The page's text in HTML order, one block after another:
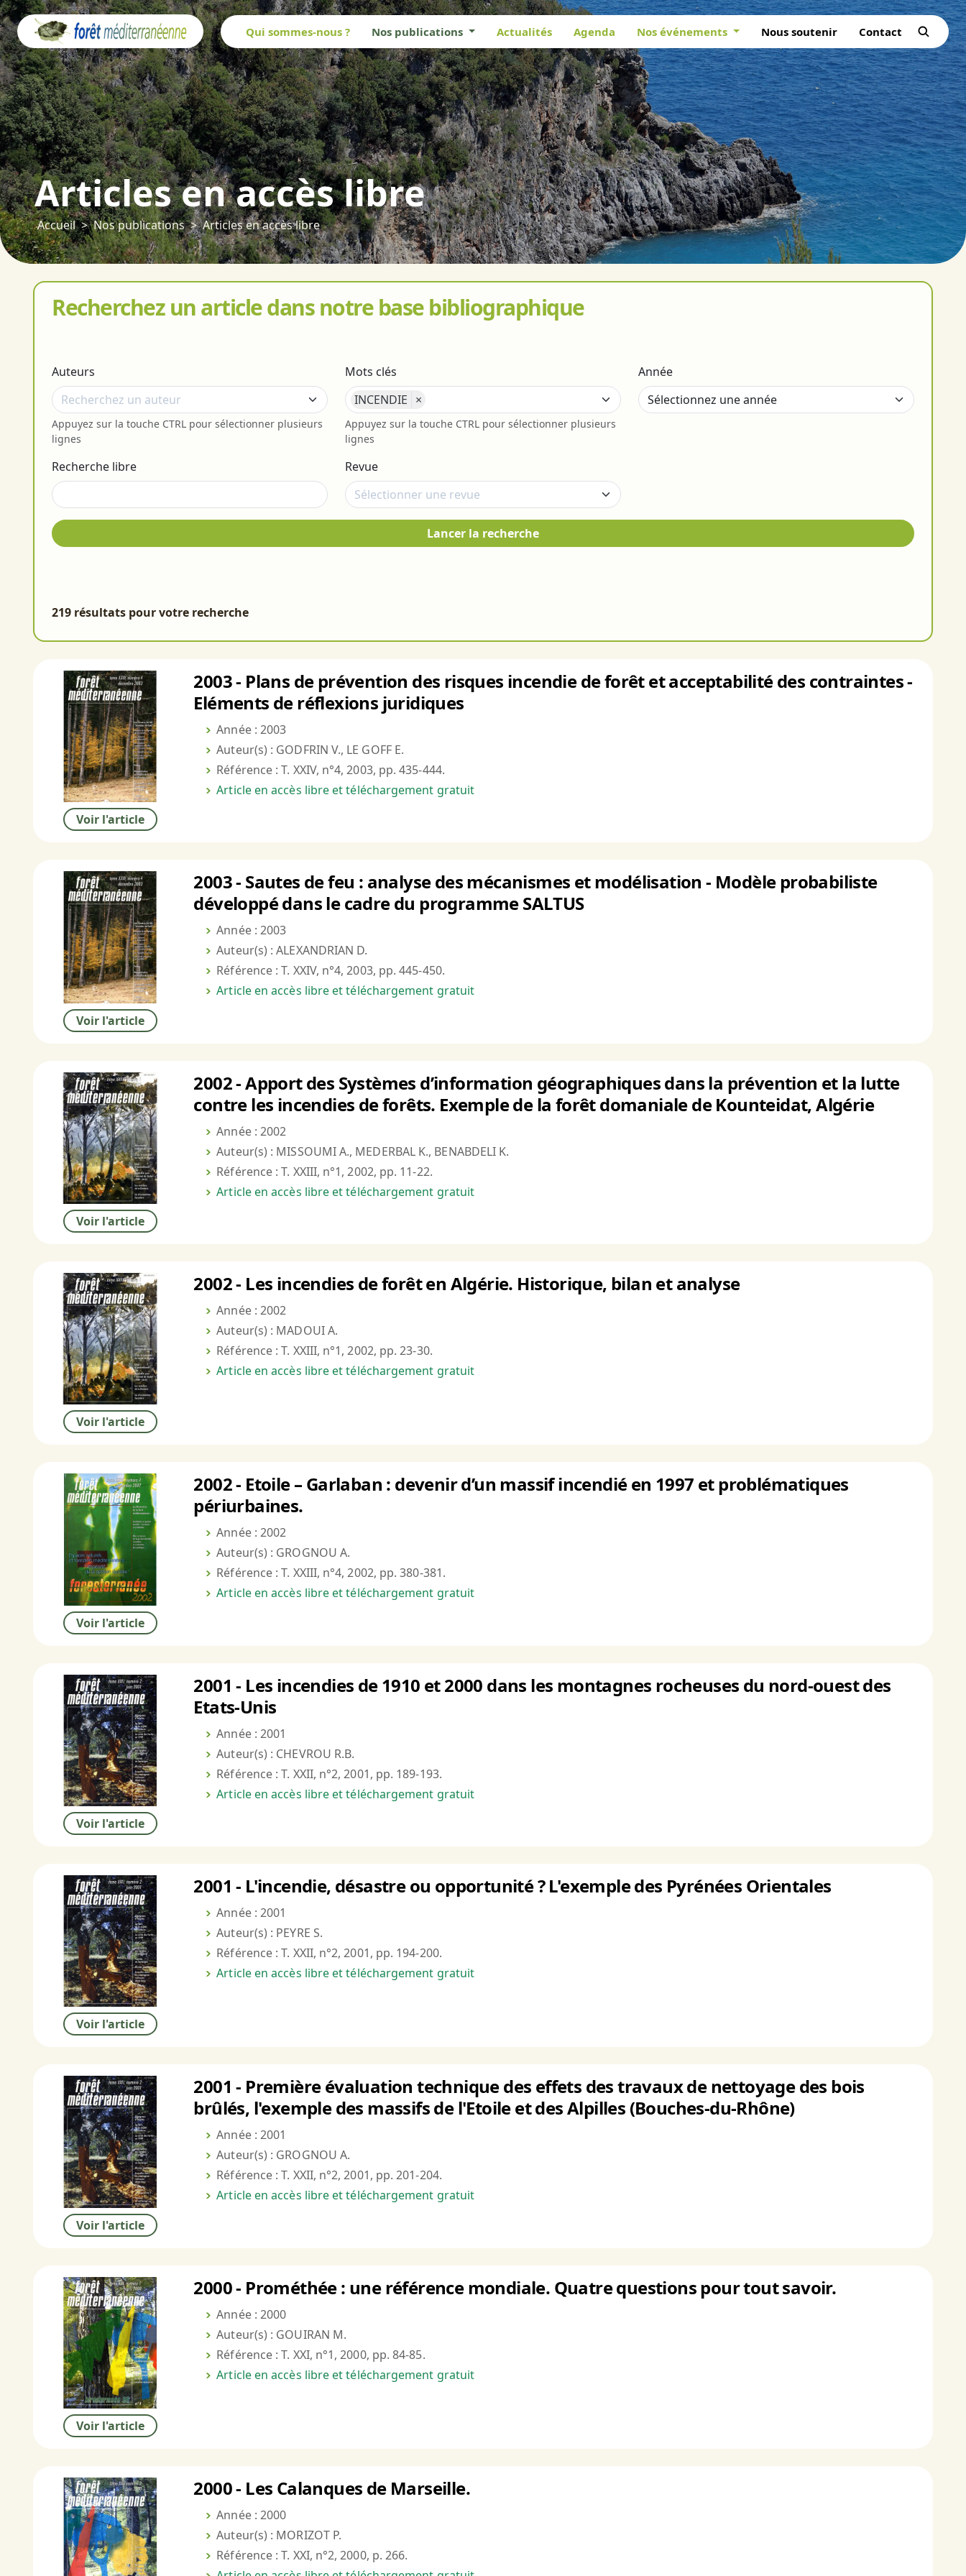
Qui sommes-nous ? Nos publications Actualités Agenda Nos événements Nous soutenir Contact
Articles en accès libre
Accueil Nos publications Articles en accès libre
Recherchez un article dans notre base bibliographique
Auteurs
Appuyez sur la touche CTRL pour sélectionner plusieurs
lignes
Mots clés
INCENDIE ×
Appuyez sur la touche CTRL pour sélectionner plusieurs
lignes
Année
Recherche libre Revue
Lancer la recherche
219 résultats pour votre recherche
Voir l'article
2003 - Plans de prévention des risques incendie de forêt et acceptabilité des contraintes -
Eléments de réflexions juridiques
Année : 2003
Auteur(s) : GODFRIN V., LE GOFF E.
Référence : T. XXIV, n°4, 2003, pp. 435-444.
Article en accès libre et téléchargement gratuit
Voir l'article
2003 - Sautes de feu : analyse des mécanismes et modélisation - Modèle probabiliste
développé dans le cadre du programme SALTUS
Année : 2003
Auteur(s) : ALEXANDRIAN D.
Référence : T. XXIV, n°4, 2003, pp. 445-450.
Article en accès libre et téléchargement gratuit
Voir l'article
2002 - Apport des Systèmes d’information géographiques dans la prévention et la lutte
contre les incendies de forêts. Exemple de la forêt domaniale de Kounteidat, Algérie
Année : 2002
Auteur(s) : MISSOUMI A., MEDERBAL K., BENABDELI K.
Référence : T. XXIII, n°1, 2002, pp. 11-22.
Article en accès libre et téléchargement gratuit
Voir l'article
2002 - Les incendies de forêt en Algérie. Historique, bilan et analyse
Année : 2002
Auteur(s) : MADOUI A.
Référence : T. XXIII, n°1, 2002, pp. 23-30.
Article en accès libre et téléchargement gratuit
Voir l'article
2002 - Etoile – Garlaban : devenir d’un massif incendié en 1997 et problématiques
périurbaines.
Année : 2002
Auteur(s) : GROGNOU A.
Référence : T. XXIII, n°4, 2002, pp. 380-381.
Article en accès libre et téléchargement gratuit
Voir l'article
2001 - Les incendies de 1910 et 2000 dans les montagnes rocheuses du nord-ouest des
Etats-Unis
Année : 2001
Auteur(s) : CHEVROU R.B.
Référence : T. XXII, n°2, 2001, pp. 189-193.
Article en accès libre et téléchargement gratuit
Voir l'article
2001 - L'incendie, désastre ou opportunité ? L'exemple des Pyrénées Orientales
Année : 2001
Auteur(s) : PEYRE S.
Référence : T. XXII, n°2, 2001, pp. 194-200.
Article en accès libre et téléchargement gratuit
Voir l'article
2001 - Première évaluation technique des effets des travaux de nettoyage des bois
brûlés, l'exemple des massifs de l'Etoile et des Alpilles (Bouches-du-Rhône)
Année : 2001
Auteur(s) : GROGNOU A.
Référence : T. XXII, n°2, 2001, pp. 201-204.
Article en accès libre et téléchargement gratuit
Voir l'article
2000 - Prométhée : une référence mondiale. Quatre questions pour tout savoir.
Année : 2000
Auteur(s) : GOUIRAN M.
Référence : T. XXI, n°1, 2000, pp. 84-85.
Article en accès libre et téléchargement gratuit
2000 - Les Calanques de Marseille.
Année : 2000
Auteur(s) : MORIZOT P.
Référence : T. XXI, n°2, 2000, p. 266.
Panneau de gestion des cookies